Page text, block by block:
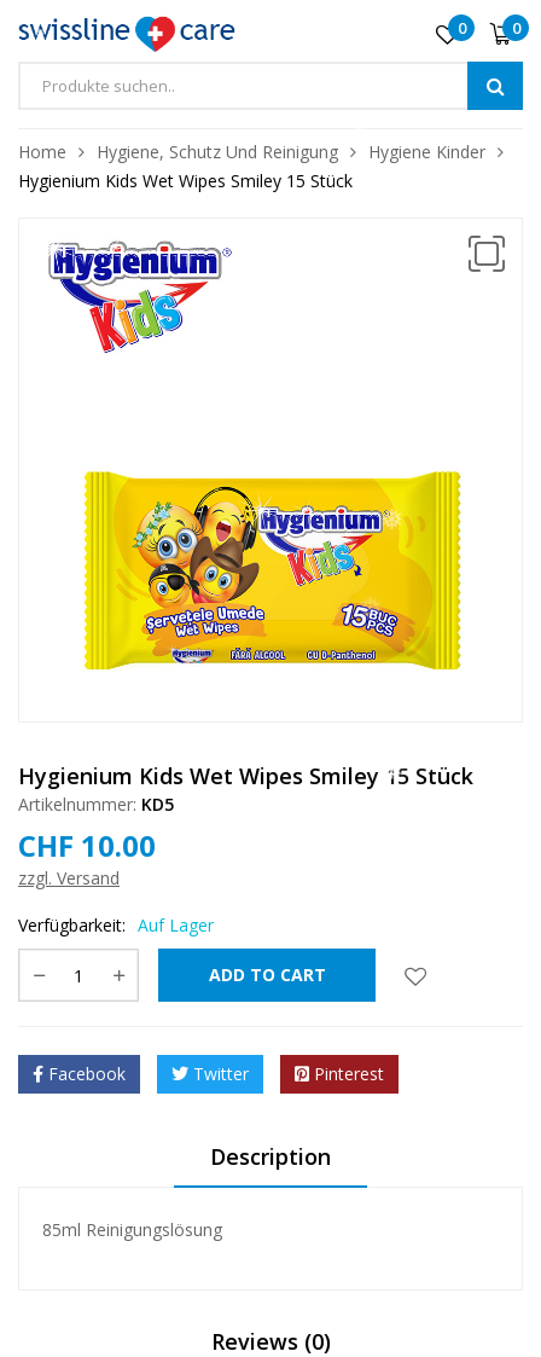
0 0
Home Hygiene, Schutz Und Reinigung
Hygiene Kinder
Hygienium Kids Wet Wipes Smiley 15 Stück
Hygienium Kids Wet Wipes Smiley 15 Stück
Artikelnummer: KD5
CHF 10.00
zzgl. Versand
Verfügbarkeit: Auf Lager
ADD TO CART
Facebook Twitter Pinterest
Description
85ml Reinigungslösung
Reviews (0)
❅
❅
❅